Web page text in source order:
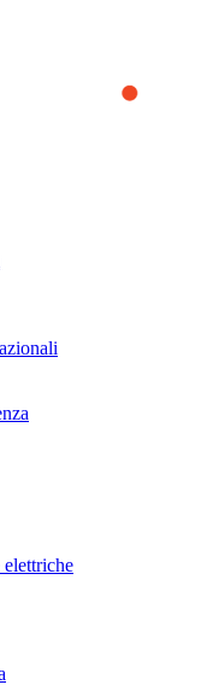
the best experience
website, you accept
the website is used and
or to find out how